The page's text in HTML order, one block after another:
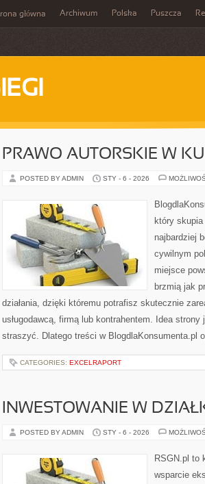
główna Archiwum Polska Puszcza
PRAWO AUTORSKIE W
POSTED BY ADMIN STY - 6 - 2026
który
najbardziej
cywilnym
miejsce
brzmią jak
działania, dzięki któremu potrafisz skutecznie
usługodawcą, firmą lub kontrahentem. Idea
straszyć. Dlatego treści w BlogdlaKonsumenta.pl
CATEGORIES: EXCELRAPORT
INWESTOWANIE W
POSTED BY ADMIN STY - 6 - 2026
RSGN.pl to
wsparcie